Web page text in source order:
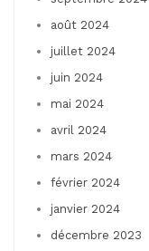
août 2024
juillet 2024
juin 2024
mai 2024
avril 2024
mars 2024
février 2024
janvier 2024
décembre 2023